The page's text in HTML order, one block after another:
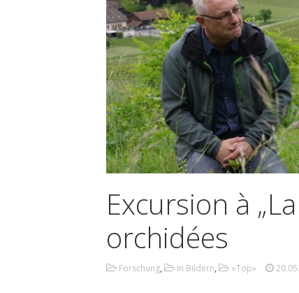
Excursion à
orchidées
Forschung, In Bildern, «Top»